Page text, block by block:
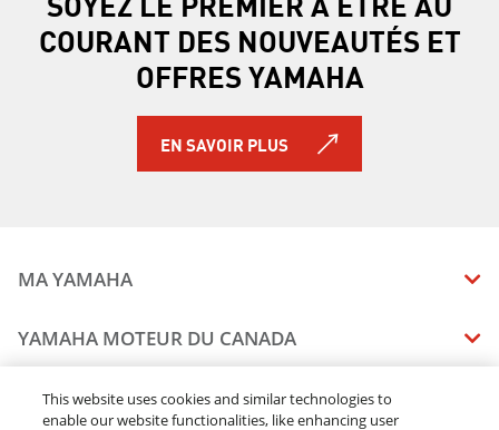
AR195 2019
SX195 2019
AR190 2019
SX190 2019
190 FSH SPORT 2019
VX CRUISER HO 2019
VX CRUISER 2019
212 LIMITED S 2019
210 FSH SPORT 2020
EX SPORT 2020
COURANT DES NOUVEAUTÉS ET
OFFRES YAMAHA
EN SAVOIR PLUS
MA YAMAHA
MANUELS
ÉTAT DES RAPPELS DE VOTRE VÉHICULE
YAMAHA MOTEUR DU CANADA
CARRIERES
CONCESSIONNAIRES
This website uses cookies and similar technologies to
enable our website functionalities, like enhancing user